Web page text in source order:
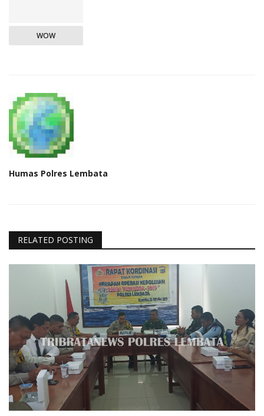
WOW
Humas Polres Lembata
RELATED POSTING